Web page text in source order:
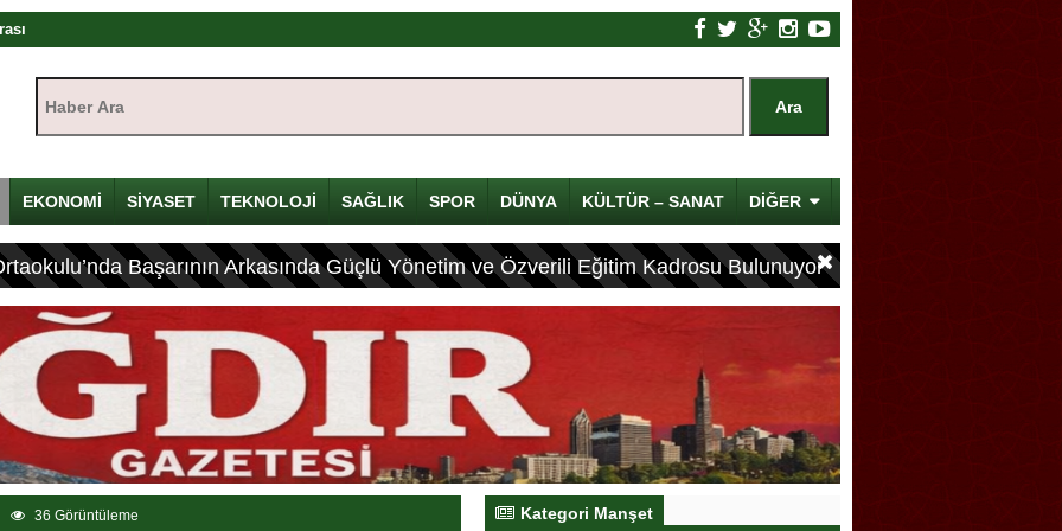
Iğdır’da başlıyor
Mirası
4 Yaralı
EKONOMİ SİYASET TEKNOLOJİ SAĞLIK SPOR DÜNYA KÜLTÜR – SANAT DİĞER
Başarının Arkasında Güçlü Yönetim ve Özverili Eğitim Kadrosu Bulunuyor
36 Görüntüleme Kategori Manşet